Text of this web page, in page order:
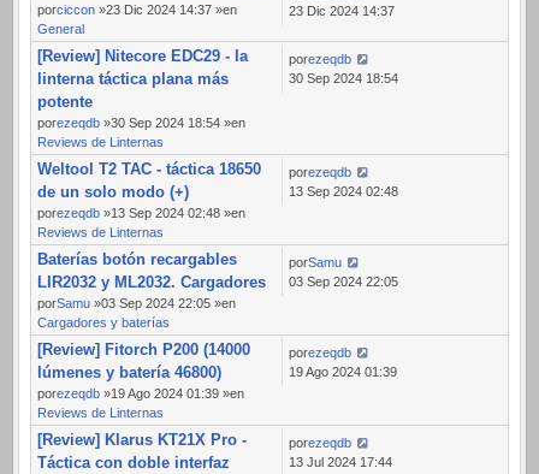
porciccon »23 Dic 2024 14:37 »en
General
23 Dic 2024 14:37
[Review] Nitecore EDC29 - la
linterna táctica plana más
potente
porezeqdb »30 Sep 2024 18:54 »en
Reviews de Linternas
porezeqdb
30 Sep 2024 18:54
Weltool T2 TAC - táctica 18650
de un solo modo (+)
porezeqdb »13 Sep 2024 02:48 »en
Reviews de Linternas
porezeqdb
13 Sep 2024 02:48
Baterías botón recargables
LIR2032 y ML2032. Cargadores
porSamu »03 Sep 2024 22:05 »en
Cargadores y baterías
porSamu
03 Sep 2024 22:05
[Review] Fitorch P200 (14000
lúmenes y batería 46800)
porezeqdb »19 Ago 2024 01:39 »en
Reviews de Linternas
porezeqdb
19 Ago 2024 01:39
[Review] Klarus KT21X Pro -
Táctica con doble interfaz
porezeqdb
13 Jul 2024 17:44